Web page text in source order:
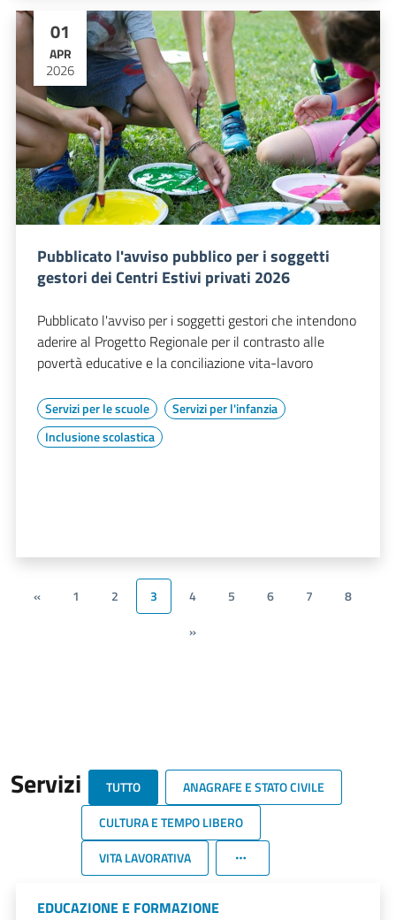
01
APR
2026
Pubblicato l'avviso pubblico per i soggetti
gestori dei Centri Estivi privati 2026
Pubblicato l'avviso per i soggetti gestori che intendono
aderire al Progetto Regionale per il contrasto alle
povertà educative e la conciliazione vita-lavoro
Servizi per le scuole
Servizi per l'infanzia
Inclusione scolastica
« 1 2 3 4 5 6 7
8
»
Servizi TUTTO
ANAGRAFE E STATO CIVILE
CULTURA E TEMPO LIBERO
VITA LAVORATIVA
EDUCAZIONE E FORMAZIONE